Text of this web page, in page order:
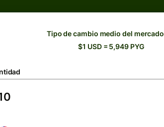
Tipo de cambio medio del mercado
$1 USD = 5,949 PYG